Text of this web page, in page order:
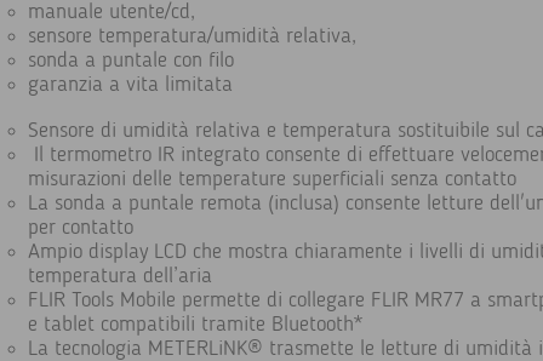
manuale utente/cd,
sensore temperatura/umidità relativa,
sonda a puntale con filo
garanzia a vita limitata
Sensore di umidità relativa e temperatura sostituibile sul
Il termometro IR integrato consente di effettuare
misurazioni delle temperature superficiali senza contatto
La sonda a puntale remota (inclusa) consente letture
per contatto
Ampio display LCD che mostra chiaramente i livelli di
temperatura dell’aria
FLIR Tools Mobile permette di collegare FLIR MR77 a
e tablet compatibili tramite Bluetooth*
La tecnologia METERLiNK® trasmette le letture di umidità